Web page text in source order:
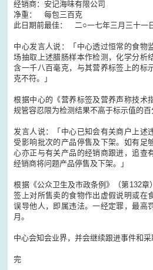
经销商：安记海味有限公司
净重： 每包三百克
此日期前最佳： 二○一七年三月三十一
中心发言人说：「中心透过恒常的食物
场抽取上述腊肠样本作检测，化学分析
含一千八百毫克，与其营养标签上的标
克不符。」
根据中心的《营养标签及营养声称技术
规管容忍限为检测结果不高于标示值的百
发言人说：「中心已知会有关商户上述
受影响批次的产品停售及下架。如有足
心亦正与有关产品的经销商跟进，追查
经销商将问题产品停售及下架。」
根据《公众卫生及市政条例》（第132章
签上对所售卖的食物作出虚假说明或在
误导他人，即属违法。一经定罪，最高
月。
中心会知会业界，并会继续跟进事件和采
完